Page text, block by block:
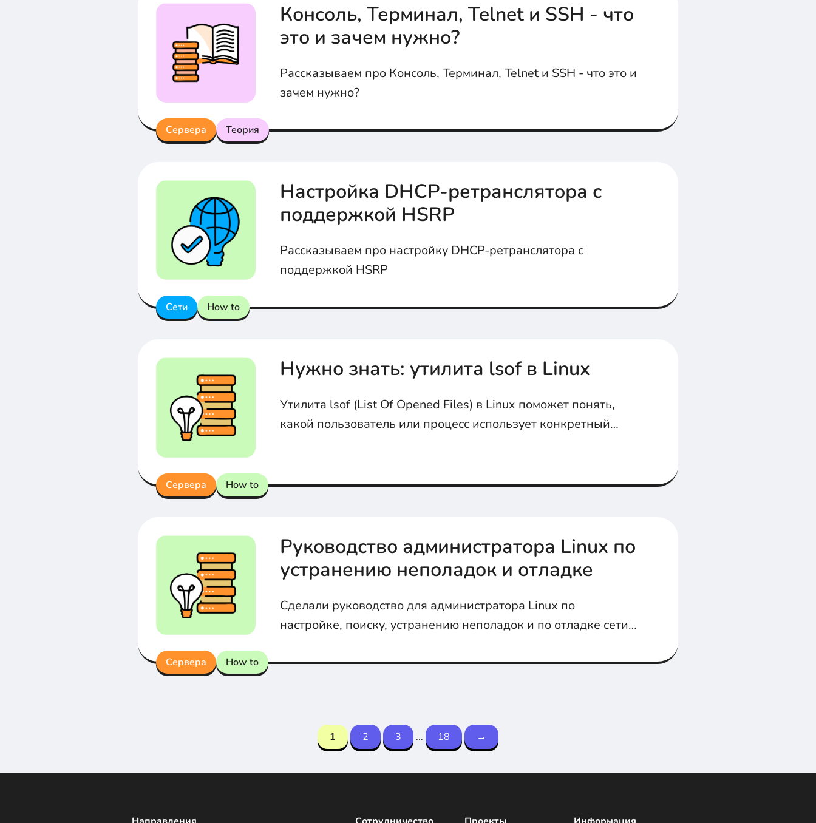
Сервера Теория
Консоль, Терминал, Telnet и SSH - что
это и зачем нужно?
Рассказываем про Консоль, Терминал, Telnet и SSH - что это и
зачем нужно?
Сети How to
Настройка DHCP-ретранслятора с
поддержкой HSRP
Рассказываем про настройку DHCP-ретранслятора с
поддержкой HSRP
Сервера How to
Нужно знать: утилита lsof в Linux
Утилита lsof (List Of Opened Files) в Linux поможет понять,
какой пользователь или процесс использует конкретный
Сервера How to
Руководство администратора Linux по
устранению неполадок и отладке
Сделали руководство для администратора Linux по
настройке, поиску, устранению неполадок и по отладке сети -
1 2 3 ... 18 →